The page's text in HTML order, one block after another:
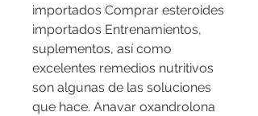
importados Comprar esteroides
importados Entrenamientos,
suplementos, así como
excelentes remedios nutritivos
son algunas de las soluciones
que hace. Anavar oxandrolona